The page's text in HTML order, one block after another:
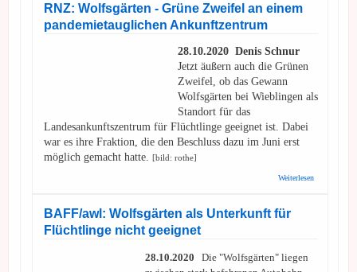
RNZ: Wolfsgärten - Grüne Zweifel an einem
pandemietauglichen Ankunftzentrum
28.10.2020 Denis Schnur
Jetzt äußern auch die Grünen
Zweifel, ob das Gewann
Wolfsgärten bei Wieblingen als
Standort für das
Landesankunftszentrum für Flüchtlinge geeignet ist. Dabei
war es ihre Fraktion, die den Beschluss dazu im Juni erst
möglich gemacht hatte. [bild: rothe]
Weiterlesen
BAFF/awl: Wolfsgärten als Unterkunft für
Flüchtlinge nicht geeignet
28.10.2020 Die "Wolfsgärten" liegen